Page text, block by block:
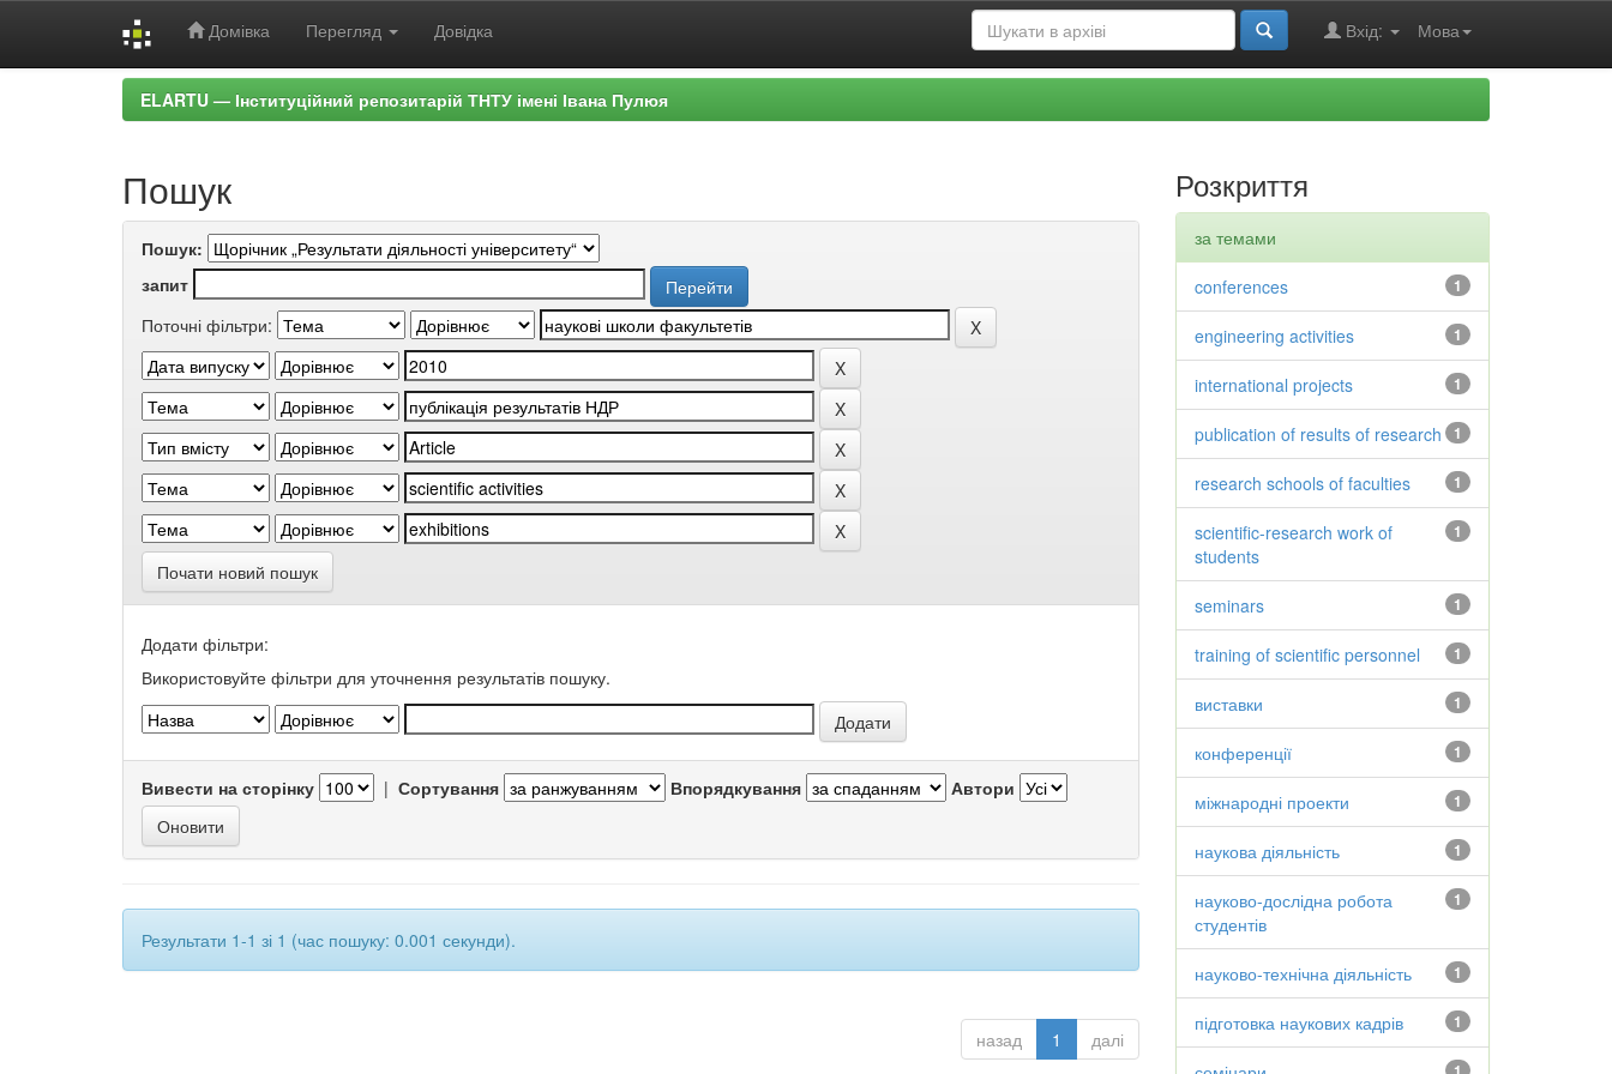
Домівка Перегляд Довідка Мова
Вхід:
ELARTU — Інституційний репозитарій ТНТУ імені Івана Пулюя
Пошук
Пошук:
запит
Поточні фільтри:
Почати новий пошук
Додати фільтри:
Використовуйте фільтри для уточнення результатів пошуку.
Вивести на сторінку | Сортування Впорядкування Автори
Результати 1-1 зі 1 (час пошуку: 0.001 секунди).
назад 1 далі
Розкриття
за темами
1
conferences
1
engineering activities
1
international projects
1
publication of results of research
1
research schools of faculties
1
scientific-research work of
students
1
seminars
1
training of scientific personnel
1
виставки
1
конференції
1
міжнародні проекти
1
наукова діяльність
1
науково-дослідна робота
студентів
1
науково-технічна діяльність
1
підготовка наукових кадрів